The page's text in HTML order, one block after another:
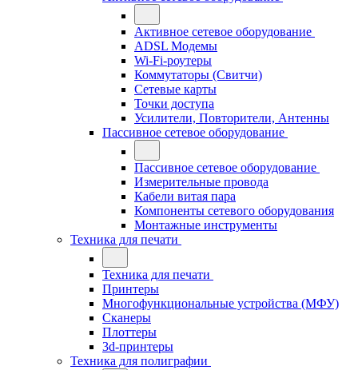
Активное сетевое оборудование
ADSL Модемы
Wi-Fi-роутеры
Коммутаторы (Свитчи)
Сетевые карты
Точки доступа
Усилители, Повторители, Антенны
Пассивное сетевое оборудование
Пассивное сетевое оборудование
Измерительные провода
Кабели витая пара
Компоненты сетевого оборудования
Монтажные инструменты
Техника для печати
Техника для печати
Принтеры
Многофункциональные устройства (МФУ)
Сканеры
Плоттеры
3d-принтеры
Техника для полиграфии